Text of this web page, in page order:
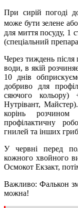
При сирій погоді
може бути зелене
для миття посуду, 1
(спеціальний
Через тиждень після
води, в якій
10 днів
добриво для
сяючого
Нутрівант,
корінь
профілактичну
гнилей та інших
У червні перед
кожного хвойного
Осмокот Екзакт,
Важливо: Фалькон
можна!